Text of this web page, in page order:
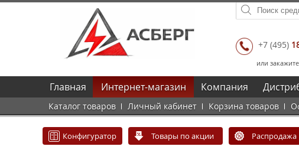
+7 (495)
или закажите
Главная Интернет-магазин
Каталог товаров Личный кабинет Корзина товаров
Компания
Конфигуратор Товары по акции Распродажа